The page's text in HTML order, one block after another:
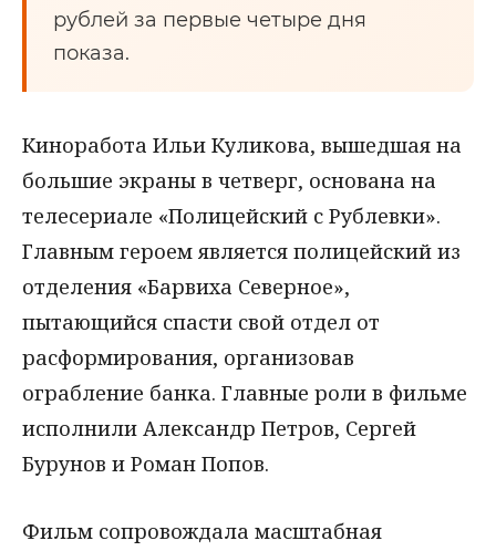
рублей за первые четыре дня
показа.
Киноработа Ильи Куликова, вышедшая на
большие экраны в четверг, основана на
телесериале «Полицейский с Рублевки».
Главным героем является полицейский из
отделения «Барвиха Северное»,
пытающийся спасти свой отдел от
расформирования, организовав
ограбление банка. Главные роли в фильме
исполнили Александр Петров, Сергей
Бурунов и Роман Попов.
Фильм сопровождала масштабная